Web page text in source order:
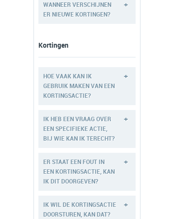
WANNEER VERSCHIJNEN
ER NIEUWE KORTINGEN?
+
Kortingen
HOE VAAK KAN IK
GEBRUIK MAKEN VAN EEN
KORTINGSACTIE?
+
IK HEB EEN VRAAG OVER
EEN SPECIFIEKE ACTIE,
BIJ WIE KAN IK TERECHT?
+
ER STAAT EEN FOUT IN
EEN KORTINGSACTIE, KAN
IK DIT DOORGEVEN?
+
IK WIL DE KORTINGSACTIE
DOORSTUREN, KAN DAT?
+